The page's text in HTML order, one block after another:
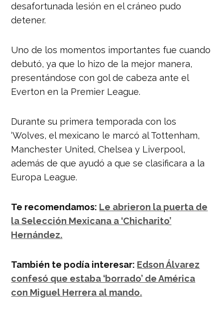
desafortunada lesión en el cráneo pudo
detener.
Uno de los momentos importantes fue cuando
debutó, ya que lo hizo de la mejor manera,
presentándose con gol de cabeza ante el
Everton en la Premier League.
Durante su primera temporada con los
‘Wolves, el mexicano le marcó al Tottenham,
Manchester United, Chelsea y Liverpool,
además de que ayudó a que se clasificara a la
Europa League.
Te recomendamos: Le abrieron la puerta de
la Selección Mexicana a ‘Chicharito’
Hernández.
También te podía interesar: Edson Álvarez
confesó que estaba ‘borrado’ de América
con Miguel Herrera al mando.